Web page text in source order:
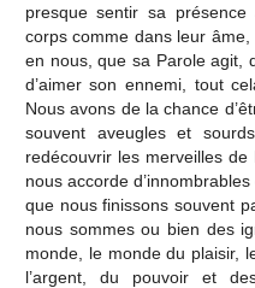
presque sentir sa
corps comme dans leur
en nous, que sa Parole agit,
d’aimer son ennemi, tout
Nous avons de la chance
souvent aveugles et
redécouvrir les merveilles
nous accorde
que nous finissons souvent
nous sommes ou bien des
monde, le monde du plaisir,
l’argent, du pouvoir et